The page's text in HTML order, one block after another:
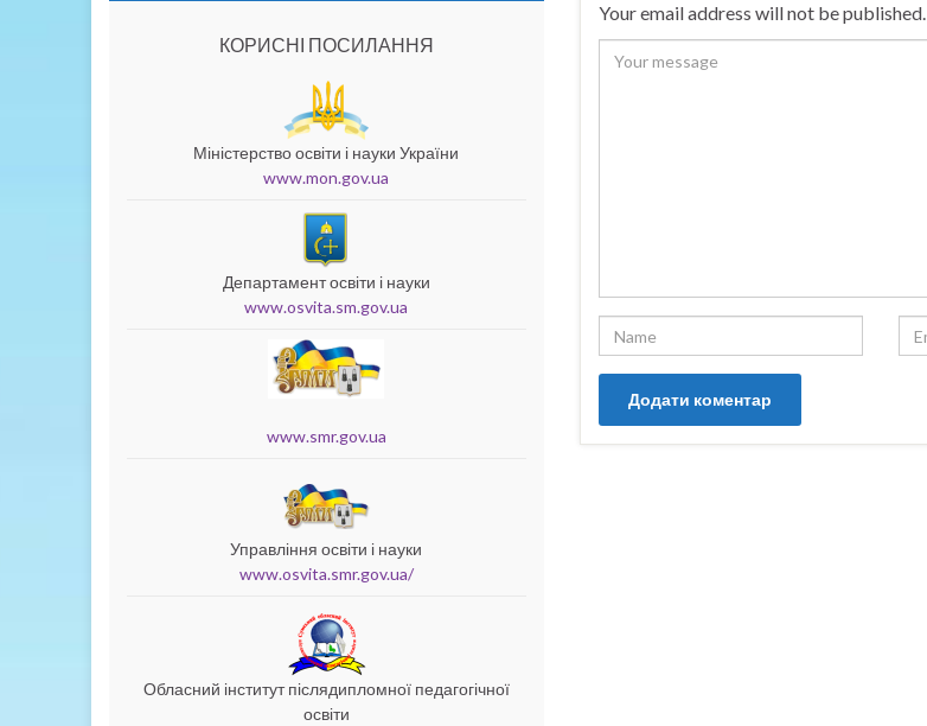
Your email address will not be published.
КОРИСНІ ПОСИЛАННЯ
Міністерство освіти і науки України
www.mon.gov.ua
Департамент освіти і науки
www.osvita.sm.gov.ua
www.smr.gov.ua
Управління освіти і науки
www.osvita.smr.gov.ua/
Обласний інститут післядипломної педагогічної
освіти